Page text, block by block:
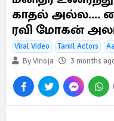
ஆகியோருக்கு
நேற்றைய தினம்
சந்தித்து பேசினார்.
அதன்போது
விடயங்களை
இணையத்தில் பெரும்